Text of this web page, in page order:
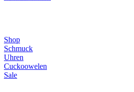
Shop
Schmuck
Uhren
Cuckoowelen
Sale